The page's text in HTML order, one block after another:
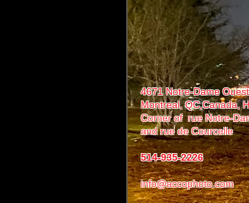
4671 Notre-Dame
Montreal, QC,Canada,
Corner of rue Notre-
andrue de Courcelle
514-935-2226
info@accophoto.com